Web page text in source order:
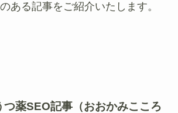
ある記事をご紹介いたします。
つ薬SEO記事（おおかみこころ